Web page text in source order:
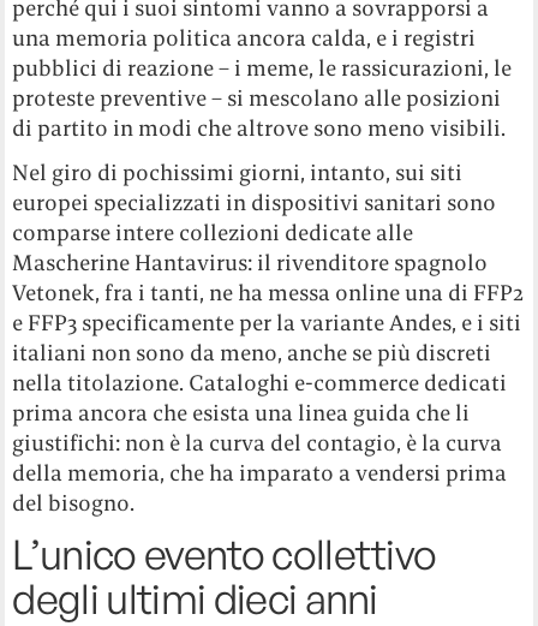
perché qui i suoi sintomi vanno a sovrapporsi a
una memoria politica ancora calda, e i registri
pubblici di reazione – i meme, le rassicurazioni, le
proteste preventive – si mescolano alle posizioni
di partito in modi che altrove sono meno visibili.
Nel giro di pochissimi giorni, intanto, sui siti
europei specializzati in dispositivi sanitari sono
comparse intere collezioni dedicate alle
Mascherine Hantavirus: il rivenditore spagnolo
Vetonek, fra i tanti, ne ha messa online una di FFP2
e FFP3 specificamente per la variante Andes, e i siti
italiani non sono da meno, anche se più discreti
nella titolazione. Cataloghi e-commerce dedicati
prima ancora che esista una linea guida che li
giustifichi: non è la curva del contagio, è la curva
della memoria, che ha imparato a vendersi prima
del bisogno.
L’unico evento collettivo
degli ultimi dieci anni